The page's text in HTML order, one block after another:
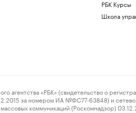
РБК Курсы
Школа
«РБК» (свидетельство о
за номером ИА №ФС77-63848) и
коммуникаций (Роскомнадзор)